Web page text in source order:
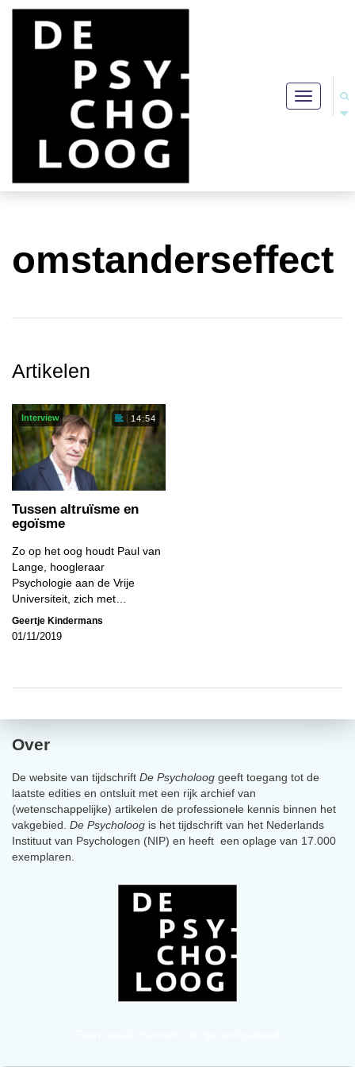
Toggle
navigation
omstanderseffect
Artikelen
Interview 14:54
Tussen altruïsme en
egoïsme
Zo op het oog houdt Paul van
Lange, hoogleraar
Psychologie aan de Vrije
Universiteit, zich met…
Geertje Kindermans
01/11/2019
Over
De website van tijdschrift De Psycholoog geeft toegang tot de
laatste edities en ontsluit met een rijk archief van
(wetenschappelijke) artikelen de professionele kennis binnen het
vakgebied. De Psycholoog is het tijdschrift van het Nederlands
Instituut van Psychologen (NIP) en heeft een oplage van 17.000
exemplaren.